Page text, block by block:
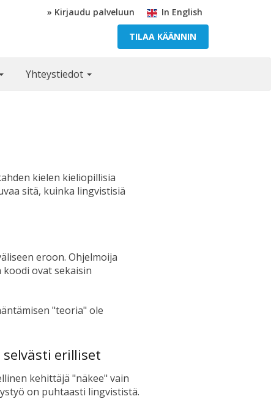
In English
» Kirjaudu palveluun
TILAA KÄÄNNIN
Yhteystiedot
kielen kieliopillisia
sitä, kuinka lingvistisiä
eroon. Ohjelmoija
ovat sekaisin
"teoria" ole
erilliset
kehittäjä "näkee" vain
on puhtaasti lingvististä.